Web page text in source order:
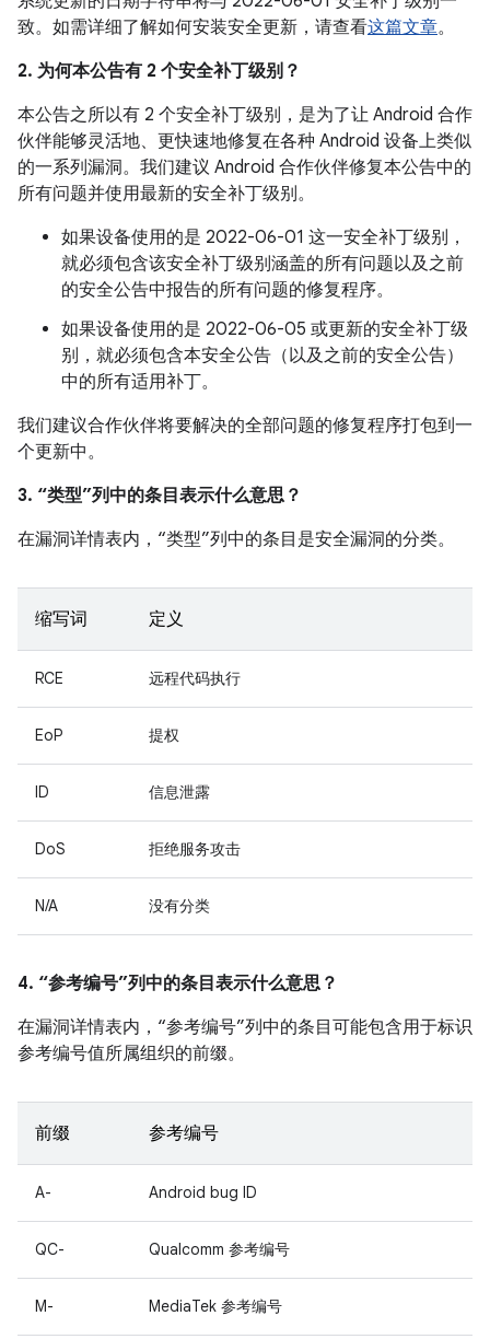
致。如需详细了解如何安装安全更新，请查看这篇文章。
2. 为何本公告有 2 个安全补丁级别？
本公告之所以有 2 个安全补丁级别，是为了让 Android 合作
伙伴能够灵活地、更快速地修复在各种 Android 设备上类似
的一系列漏洞。我们建议 Android 合作伙伴修复本公告中的
所有问题并使用最新的安全补丁级别。
如果设备使用的是 2022-06-01 这一安全补丁级别，
就必须包含该安全补丁级别涵盖的所有问题以及之前
的安全公告中报告的所有问题的修复程序。
如果设备使用的是 2022-06-05 或更新的安全补丁级
别，就必须包含本安全公告（以及之前的安全公告）
中的所有适用补丁。
我们建议合作伙伴将要解决的全部问题的修复程序打包到一
个更新中。
3. “类型”列中的条目表示什么意思？
在漏洞详情表内，“类型”列中的条目是安全漏洞的分类。
缩写词 定义
RCE 远程代码执行
EoP 提权
ID 信息泄露
DoS 拒绝服务攻击
N/A 没有分类
4. “参考编号”列中的条目表示什么意思？
在漏洞详情表内，“参考编号”列中的条目可能包含用于标识
参考编号值所属组织的前缀。
前缀 参考编号
A- Android bug ID
QC- Qualcomm 参考编号
M- MediaTek 参考编号